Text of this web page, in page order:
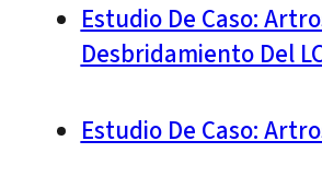
Estudio De Caso:
Desbridamiento Del
Estudio De Caso: